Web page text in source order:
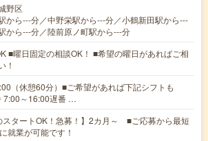
野区
から---分／中野栄駅から---分／小鶴新田駅から---
から---分／陸前原ノ町駅から---分
■曜日固定の相談OK！ ■希望の曜日があればご相
！
（休憩60分）■ご希望があれば下記シフトも
7:00～16:00遅番 …
スタートOK！急募！】2カ月～ ■ご応募から最短
就業が可能です！